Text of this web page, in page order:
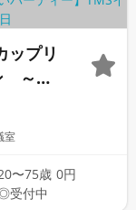
ップリ
～真
室
〜75歳 0円
受付中